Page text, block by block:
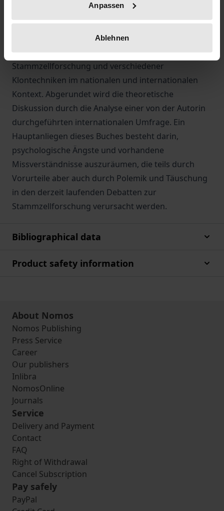
Anpassen
Ablehnen
unterschiedlichen Perspektiven verständlich und
anschaulich vermitteln. Im Mittelpunkt ihrer Arbeit
steht daher die intensive Darstellung und Reflexion
rechtlicher und ethischer Implikationen der
Stammzellforschung und verschiedener
Klontechniken im nationalen und internationalen
Kontext. Abgerundet wird die theoretische
Diskussion durch die Analyse einer von der Autorin
durchgeführten internationalen Umfrage. Ein
Hauptanliegen dieses Buches besteht darin,
psychologische Ängste und vorhandene
Missverständnisse auszuräumen, die teils durch
Vorurteile aber auch durch Polemik und Täuschung
in den derzeit laufenden Debatten zur
Stammzellforschung verursacht werden.
Bibliographical data
Product safety information
About Nomos
Nomos Publishing
Press Service
Career
Our publishers
Inlibra
NomosOnline
Journals
Service
Delivery and Payment
Contact
FAQ
Right of Withdrawal
Cancel Subscription
Pay safely
PayPal